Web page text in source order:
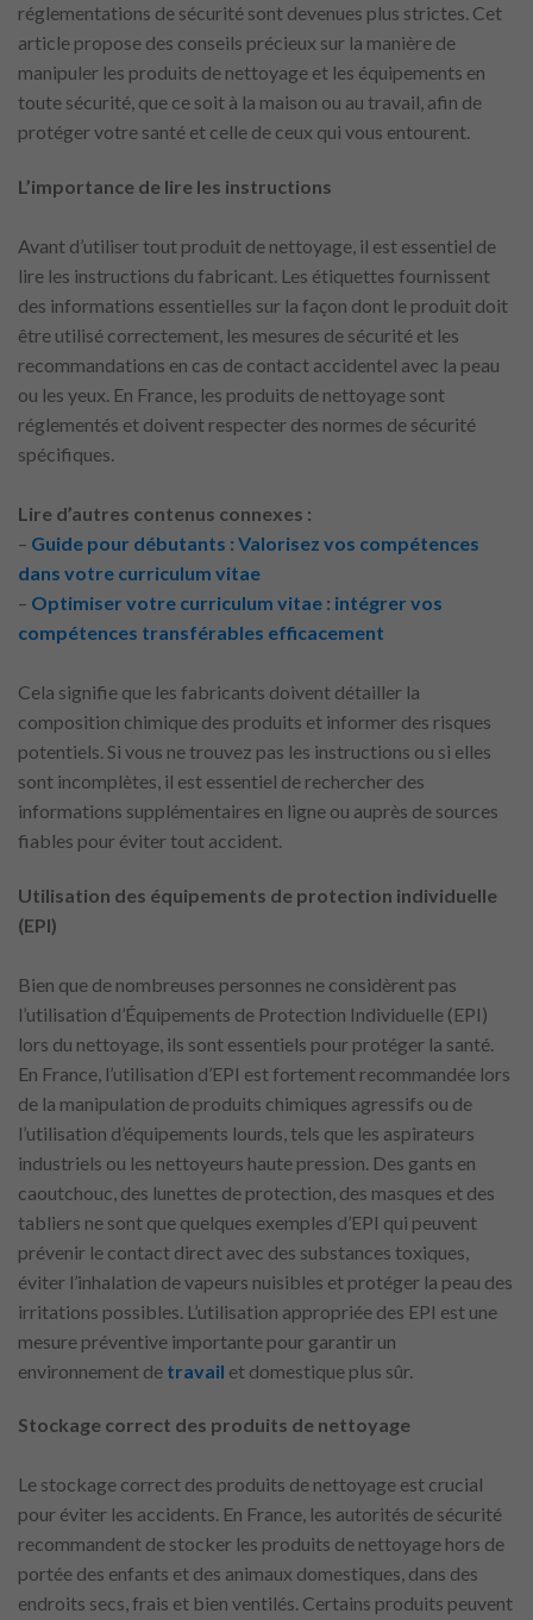
réglementations de sécurité sont devenues plus strictes. Cet
article propose des conseils précieux sur la manière de
manipuler les produits de nettoyage et les équipements en
toute sécurité, que ce soit à la maison ou au travail, afin de
protéger votre santé et celle de ceux qui vous entourent.
L’importance de lire les instructions
Avant d’utiliser tout produit de nettoyage, il est essentiel de
lire les instructions du fabricant. Les étiquettes fournissent
des informations essentielles sur la façon dont le produit doit
être utilisé correctement, les mesures de sécurité et les
recommandations en cas de contact accidentel avec la peau
ou les yeux. En France, les produits de nettoyage sont
réglementés et doivent respecter des normes de sécurité
spécifiques.
Lire d’autres contenus connexes :
– Guide pour débutants : Valorisez vos compétences
dans votre curriculum vitae
– Optimiser votre curriculum vitae : intégrer vos
compétences transférables efficacement
Cela signifie que les fabricants doivent détailler la
composition chimique des produits et informer des risques
potentiels. Si vous ne trouvez pas les instructions ou si elles
sont incomplètes, il est essentiel de rechercher des
informations supplémentaires en ligne ou auprès de sources
fiables pour éviter tout accident.
Utilisation des équipements de protection individuelle
(EPI)
Bien que de nombreuses personnes ne considèrent pas
l’utilisation d’Équipements de Protection Individuelle (EPI)
lors du nettoyage, ils sont essentiels pour protéger la santé.
En France, l’utilisation d’EPI est fortement recommandée lors
de la manipulation de produits chimiques agressifs ou de
l’utilisation d’équipements lourds, tels que les aspirateurs
industriels ou les nettoyeurs haute pression. Des gants en
caoutchouc, des lunettes de protection, des masques et des
tabliers ne sont que quelques exemples d’EPI qui peuvent
prévenir le contact direct avec des substances toxiques,
éviter l’inhalation de vapeurs nuisibles et protéger la peau des
irritations possibles. L’utilisation appropriée des EPI est une
mesure préventive importante pour garantir un
environnement de travail et domestique plus sûr.
Stockage correct des produits de nettoyage
Le stockage correct des produits de nettoyage est crucial
pour éviter les accidents. En France, les autorités de sécurité
recommandent de stocker les produits de nettoyage hors de
portée des enfants et des animaux domestiques, dans des
endroits secs, frais et bien ventilés. Certains produits peuvent